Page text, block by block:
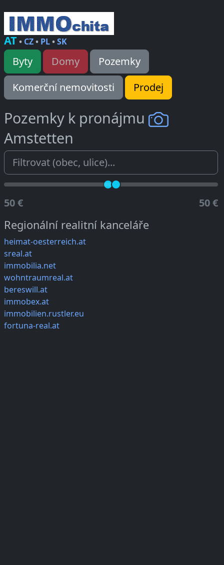
AT• CZ• PL•SK
Byty Domy
Pozemky
Komerční nemovitosti
Prodej
Pozemky k pronájmu
Amstetten
50 € 50 €
Regionální realitní kanceláře
heimat-oesterreich.at
sreal.at
immobilia.net
wohntraumreal.at
bereswill.at
immobex.at
immobilien.rustler.eu
fortuna-real.at